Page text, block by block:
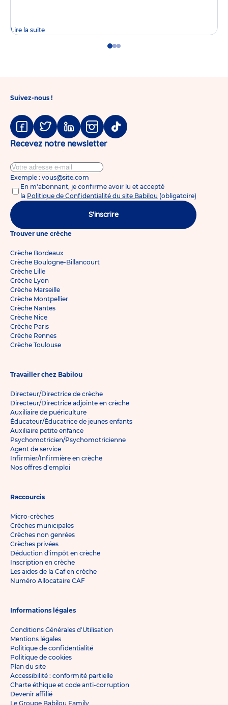
Lire la suite
GoGoGo
Suivez-nous !
Facebook
TwitterLinkedinInstagram
Tiktok
Recevez notre newsletter
Exemple : vous@site.com
En m'abonnant, je confirme avoir lu et accepté
la Politique de Confidentialité du site Babilou (obligatoire)
S'inscrire
Trouver une crèche
Crèche Bordeaux
Crèche Boulogne-Billancourt
Crèche Lille
Crèche Lyon
Crèche Marseille
Crèche Montpellier
Crèche Nantes
Crèche Nice
Crèche Paris
Crèche Rennes
Crèche Toulouse
Travailler chez Babilou
Directeur/Directrice de crèche
Directeur/Directrice adjointe en crèche
Auxiliaire de puériculture
Éducateur/Éducatrice de jeunes enfants
Auxiliaire petite enfance
Psychomotricien/Psychomotricienne
Agent de service
Infirmier/Infirmière en crèche
Nos offres d'emploi
Raccourcis
Micro-crèches
Crèches municipales
Crèches non genrées
Crèches privées
Déduction d'impôt en crèche
Inscription en crèche
Les aides de la Caf en crèche
Numéro Allocataire CAF
Informations légales
Conditions Générales d'Utilisation
Mentions légales
Politique de confidentialité
Politique de cookies
Plan du site
Accessibilité : conformité partielle
Charte éthique et code anti-corruption
Devenir affilié
Le Groupe Babilou Family